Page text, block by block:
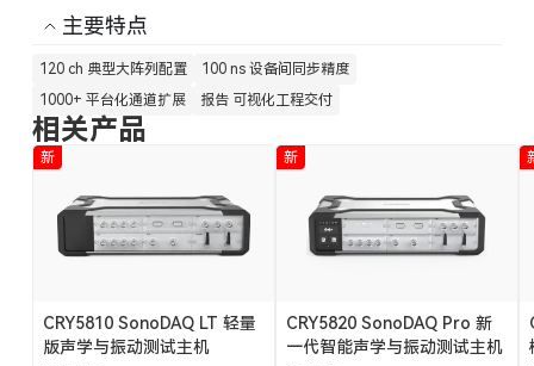
主要特点
120 ch 典型大阵列配置
100 ns 设备间同步精度
1000+ 平台化通道扩展
报告 可视化工程交付
相关产品
新
CRY5810 SonoDAQ LT 轻量
版声学与振动测试主机
新
CRY5820 SonoDAQ Pro 新
一代智能声学与振动测试主机